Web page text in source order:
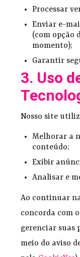
Processar
Enviar e-
(com opção
momento);
Garantir
3. Uso
Nosso site
Melhorar a
conteúdo;
Exibir
Analisar e
Ao continuar
concorda com
gerenciar suas
meio do aviso